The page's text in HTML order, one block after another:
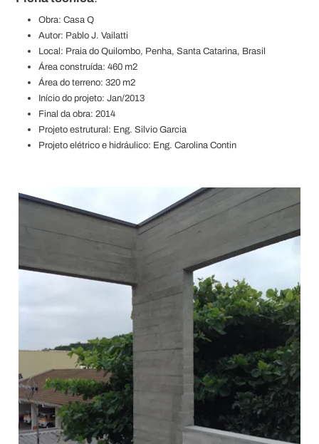
Obra: Casa Q
Autor: Pablo J. Vailatti
Local: Praia do Quilombo, Penha, Santa Catarina, Brasil
Área construída: 460 m2
Área do terreno: 320 m2
Início do projeto: Jan/2013
Final da obra: 2014
Projeto estrutural: Eng. Silvio Garcia
Projeto elétrico e hidráulico: Eng. Carolina Contin